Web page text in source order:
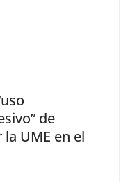
de
UME en el